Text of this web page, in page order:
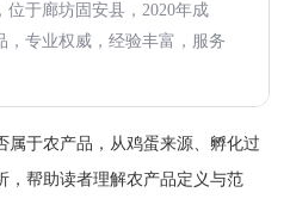
于廊坊固安县，2020年成
，专业权威，经验丰富，服务
属于农产品，从鸡蛋来源、孵化过
，帮助读者理解农产品定义与范